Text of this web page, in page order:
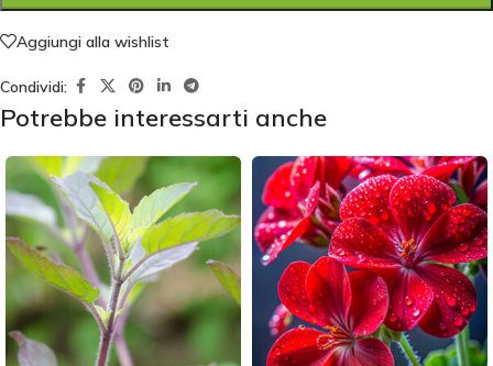
Aggiungi alla wishlist
Condividi:
Potrebbe interessarti anche